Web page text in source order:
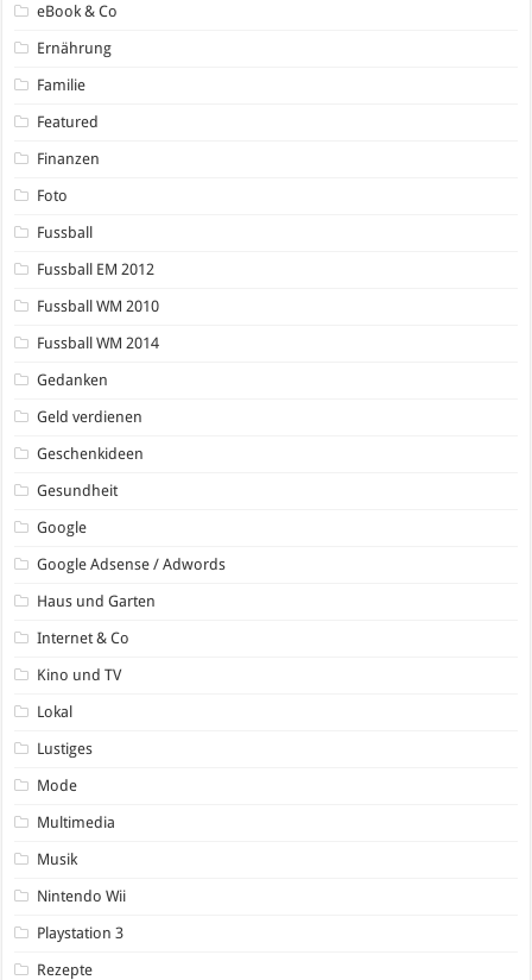
eBook & Co
Ernährung
Familie
Featured
Finanzen
Foto
Fussball
Fussball EM 2012
Fussball WM 2010
Fussball WM 2014
Gedanken
Geld verdienen
Geschenkideen
Gesundheit
Google
Google Adsense / Adwords
Haus und Garten
Internet & Co
Kino und TV
Lokal
Lustiges
Mode
Multimedia
Musik
Nintendo Wii
Playstation 3
Rezepte